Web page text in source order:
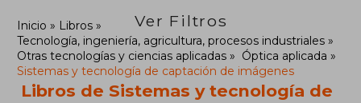
Ver Filtros
Inicio
Libros
Tecnología, ingeniería, agricultura, procesos industriales
Otras tecnologías y ciencias aplicadas
Óptica aplicada
Sistemas y tecnología de captación de imágenes
Libros de Sistemas y tecnología de